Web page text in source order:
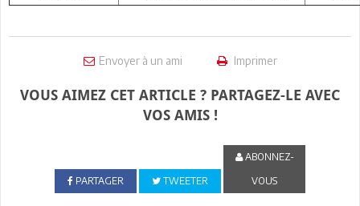
Envoyer à un ami Imprimer
VOUS AIMEZ CET ARTICLE ? PARTAGEZ-LE AVEC
VOS AMIS !
PARTAGER TWEETER
ABONNEZ-
VOUS